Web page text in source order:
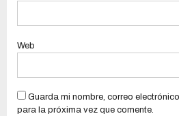
Web
Guarda mi nombre, correo
para la próxima vez que comente.